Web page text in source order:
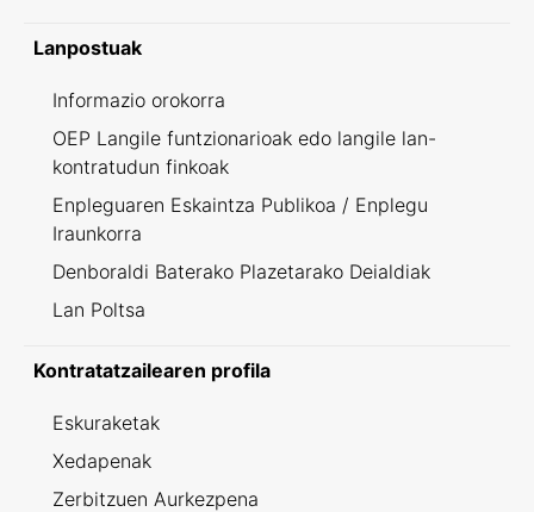
Lanpostuak
Informazio orokorra
OEP Langile funtzionarioak edo langile lan-
kontratudun finkoak
Enpleguaren Eskaintza Publikoa / Enplegu
Iraunkorra
Denboraldi Baterako Plazetarako Deialdiak
Lan Poltsa
Kontratatzailearen profila
Eskuraketak
Xedapenak
Zerbitzuen Aurkezpena